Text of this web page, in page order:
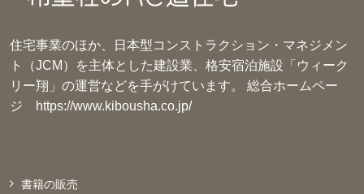
住宅事業のほか、日本型コンストラクション・マネジメン
ト（JCM）を主体とした建設業、格安宿泊施設「ウィーク
リー翔」の運営などを手がけています。 総合ホームペー
ジ
https://www.kibousha.co.jp/
書籍の販売